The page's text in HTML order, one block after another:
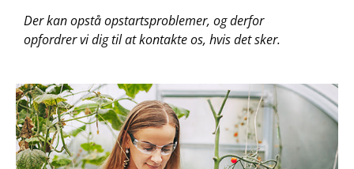
Der kan opstå opstartsproblemer, og derfor
opfordrer vi dig til at kontakte os, hvis det sker.